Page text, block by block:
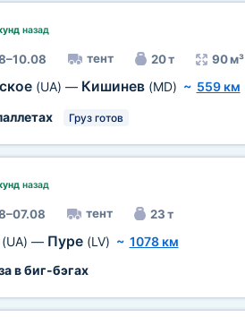
назад
тент 20 т 90 м³
(UA) — Кишинев (MD) ~ 559 км
Груз готов
назад
тент 23 т
(UA) — Пуре (LV) ~ 1078 км
в биг-бэгах